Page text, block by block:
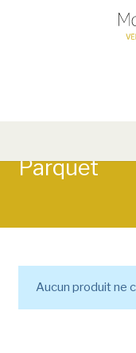
Parquet
Aucun produit ne